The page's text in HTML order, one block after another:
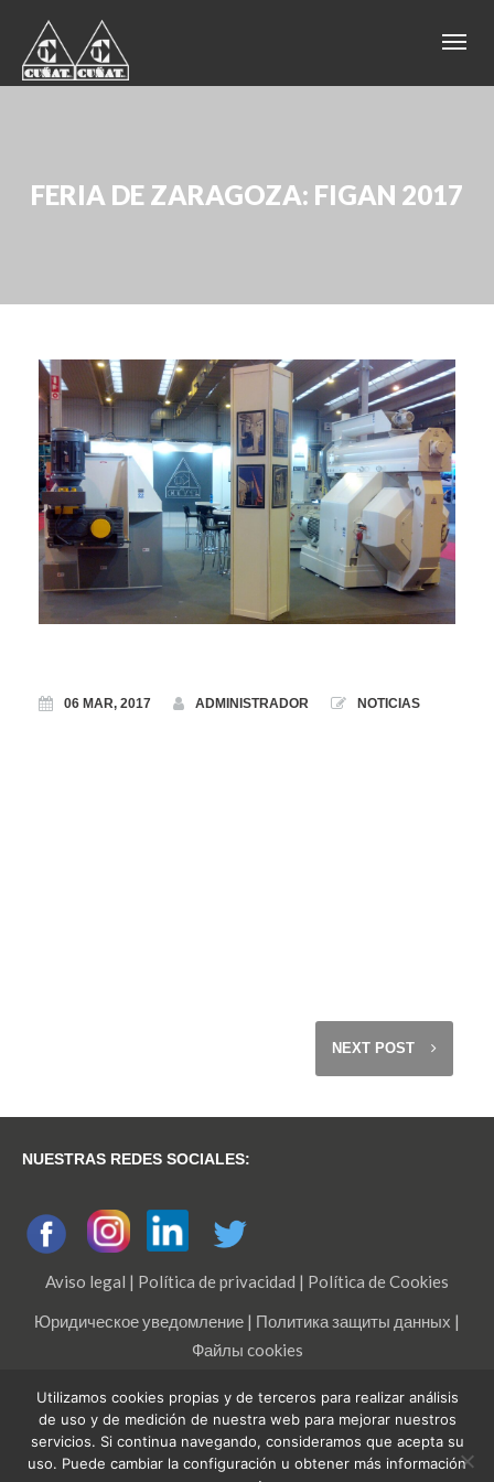
FERIA DE ZARAGOZA: FIGAN 2017
06 MAR, 2017 ADMINISTRADOR NOTICIAS
NEXT POST
NUESTRAS REDES SOCIALES:
Aviso legal | Política de privacidad | Política de Cookies
Юридическое уведомление | Политика защиты данных |
Файлы cookies
Legal warning
Privacy Policy Cookies policy
Utilizamos cookies propias y de terceros para realizar análisis
de uso y de medición de nuestra web para mejorar nuestros
servicios. Si continua navegando, consideramos que acepta su
uso. Puede cambiar la configuración u obtener más información